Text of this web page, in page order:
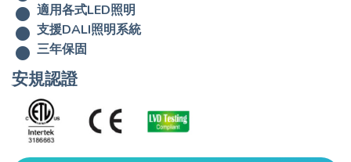
適用各式LED照明
支援DALI照明系統
三年保固
安規認證